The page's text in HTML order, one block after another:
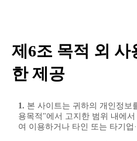
제6조 목적 외 사
한 제공
1. 본 사이트는 귀하의 개인정보
용목적"에서 고지한 범위 내에
여 이용하거나 타인 또는 타기업